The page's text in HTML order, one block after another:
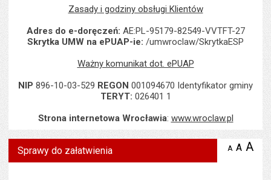
Zasady i godziny obsługi Klientów
Adres do e-doręczeń: AE:PL-95179-82549-VVTFT-27
Skrytka UMW na ePUAP-ie: /umwroclaw/SkrytkaESP
Ważny komunikat dot. ePUAP
NIP 896-10-03-529 REGON 001094670 Identyfikator gminy
TERYT: 026401 1
Strona internetowa Wrocławia: www.wroclaw.pl
Sprawy do załatwienia A zmniejsz
A A